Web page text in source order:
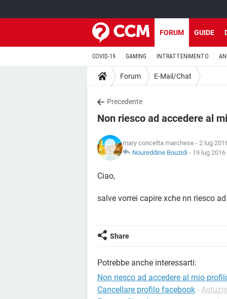
FORUM GUIDE
COVID-19 GAMING INTRATTENIMENTO
Forum E-Mail/Chat
Precedente
Non riesco ad accedere al
mary concetta marchese - 2 lug
Noureddine Bouzidi - 19 lug
Ciao,
salve vorrei capire xche nn riesco
Share
Potrebbe anche interessarti:
Non riesco ad accedere al mio
Cancellare profilo facebook -